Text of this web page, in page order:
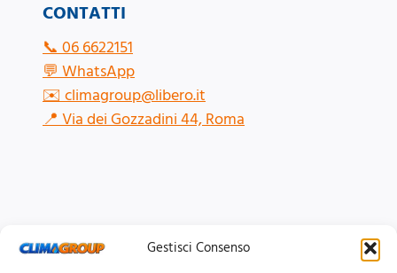
Gestisci Consenso
CONTATTI
📞06 6622151
💬WhatsApp
✉️climagroup@libero.it
📍Via dei Gozzadini 44, Roma